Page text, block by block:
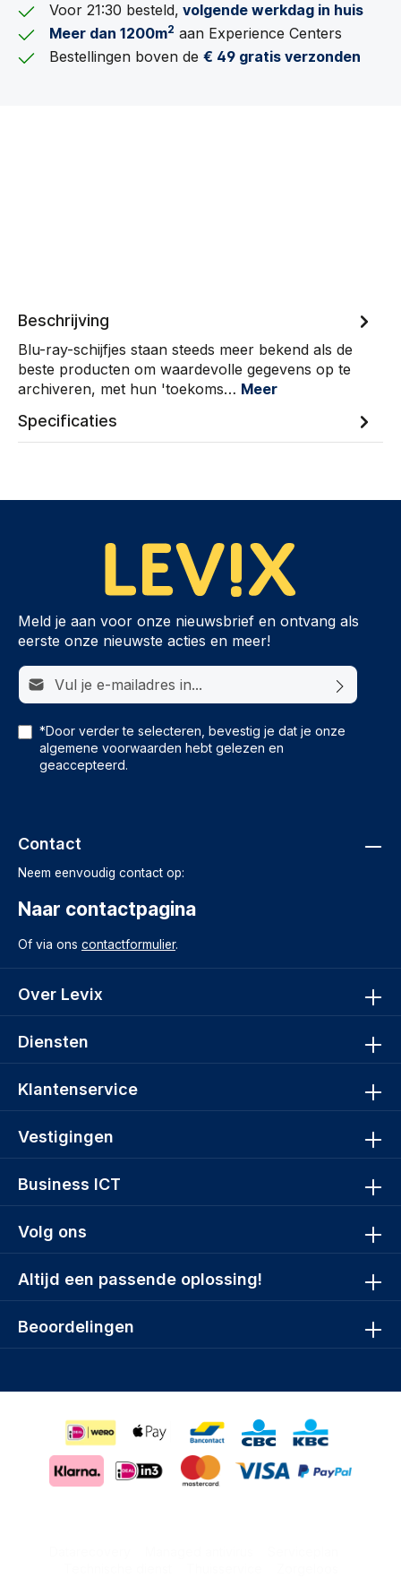
Voor 21:30 besteld, volgende werkdag in huis
Meer dan 1200m2 aan Experience Centers
Bestellingen boven de€ 49 gratis verzonden
Beschrijving
Blu-ray-schijfjes staan steeds meer bekend als de
beste producten om waardevolle gegevens op te
archiveren, met hun 'toekoms… Meer
Specificaties
Meld je aan voor onze nieuwsbrief en ontvang als
eerste onze nieuwste acties en meer!
E-mailadres*
*Door verder te selecteren, bevestig je dat je onze
algemene voorwaarden hebt gelezen en
geaccepteerd.
Volg ons
Altijd een passende oplossing!
Contact
Neem eenvoudig contact op:
Naar contactpagina
Of via ons contactformulier.
Over Levix
Diensten
Klantenservice
Vestigingen
Business ICT
Beoordelingen